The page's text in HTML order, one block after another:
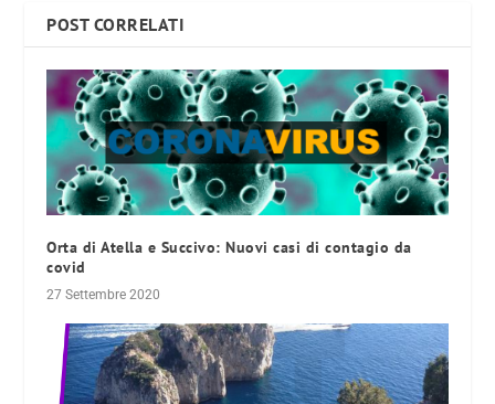
POST CORRELATI
Orta di Atella e Succivo: Nuovi casi di contagio da
covid
27 Settembre 2020